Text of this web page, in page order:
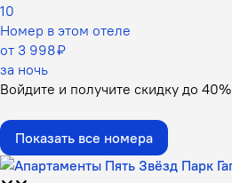
10
Номер в этом отеле
от 3 998 ₽
за ночь
Войдите и получите скидку до 40%
Показать все номера